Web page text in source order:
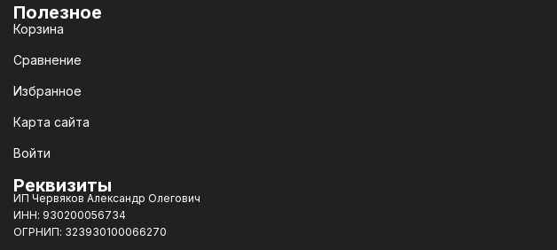
Полезное
Корзина
Сравнение
Избранное
Карта сайта
Войти
Реквизиты
ИП Червяков Александр Олегович
ИНН: 930200056734
ОГРНИП: 323930100066270